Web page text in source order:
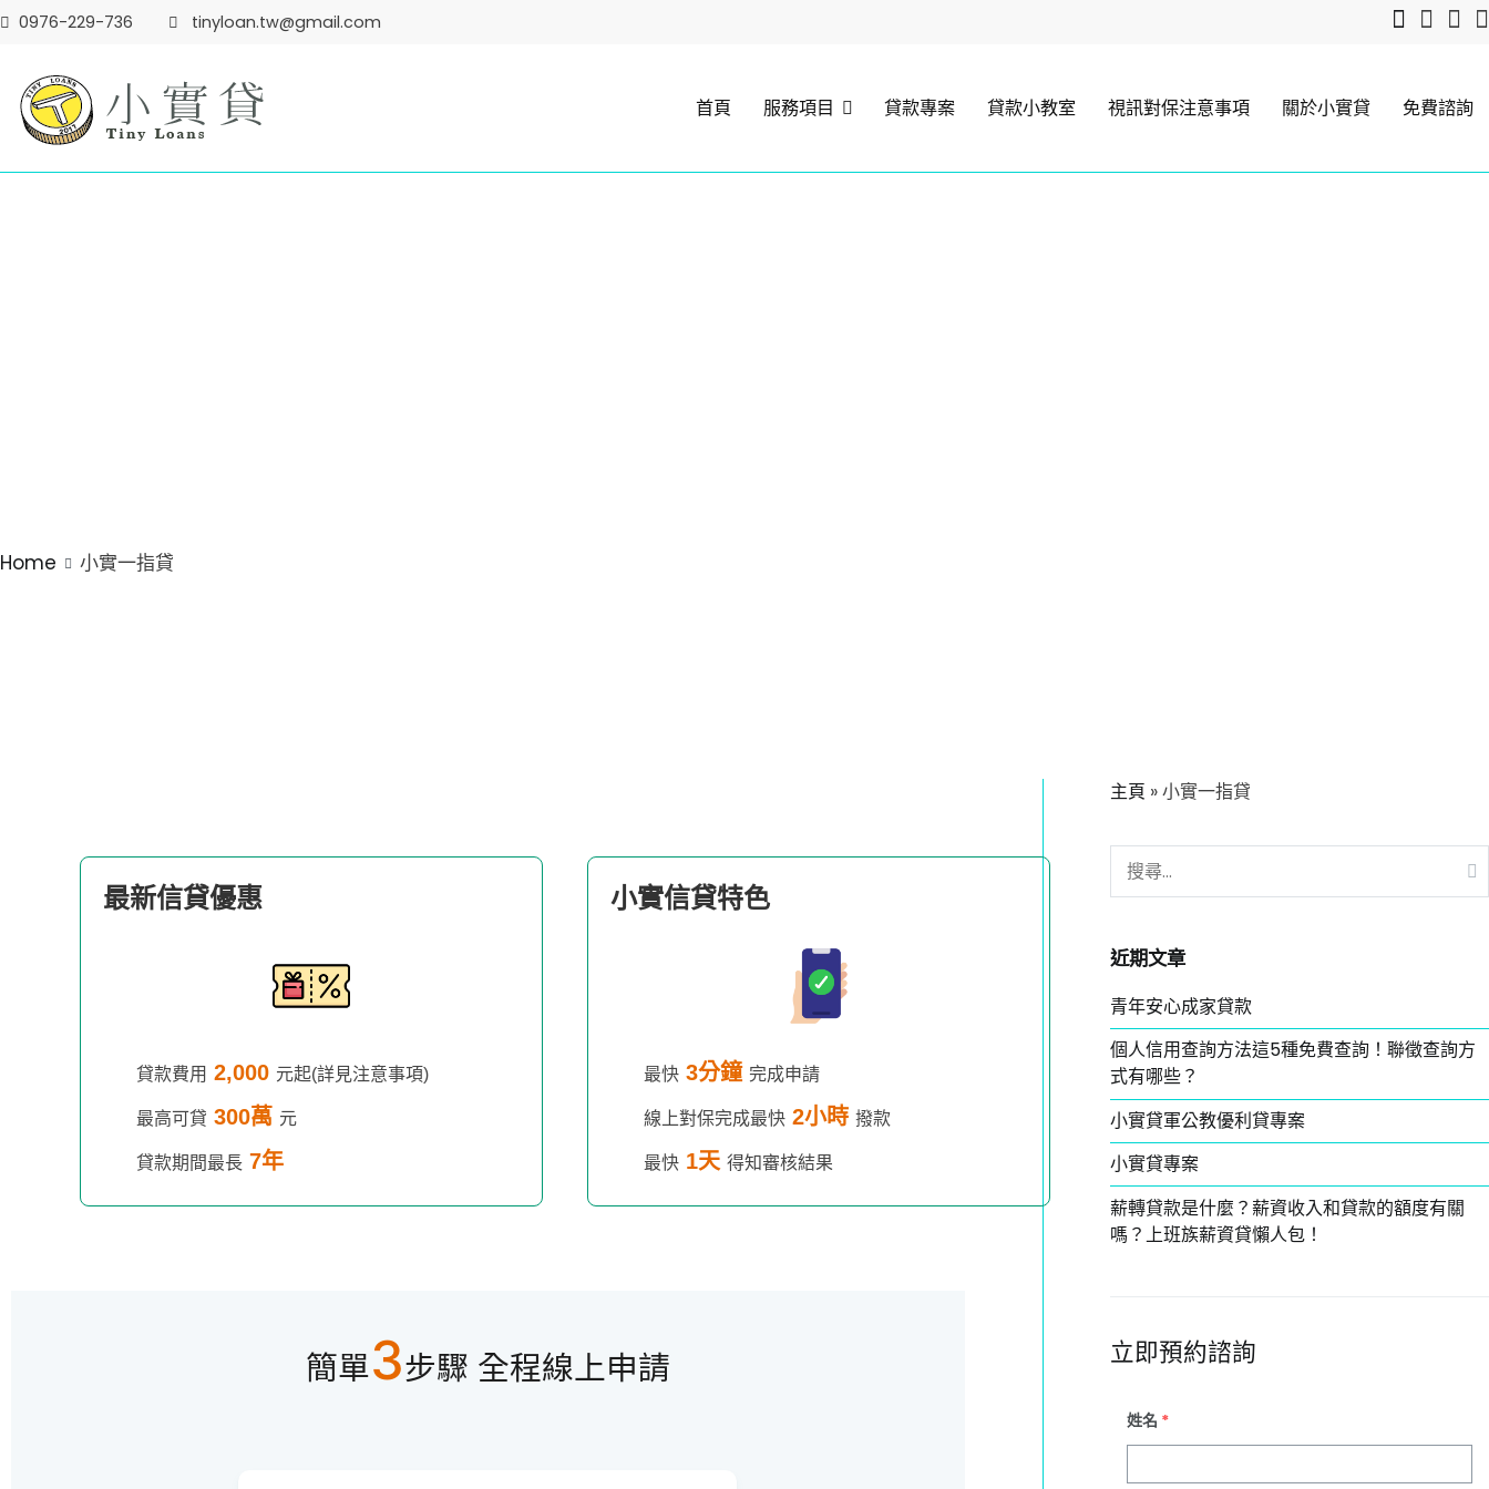
0976-229-736 tinyloan.tw@gmail.com
首頁 服務項目 貸款專案 貸款小教室 視訊對保注意事項 關於小實貸 免費諮詢
Home 小實一指貸
最新信貸優惠
貸款費用 2,000 元起(詳見注意事項)
最高可貸 300萬 元
貸款期間最長 7年
小實信貸特色
最快 3分鐘 完成申請
線上對保完成最快 2小時 撥款
最快 1天 得知審核結果
簡單3步驟 全程線上申請
主頁 »小實一指貸
近期文章
青年安心成家貸款
個人信用查詢方法這5種免費查詢！聯徵查詢方
式有哪些？
小實貸軍公教優利貸專案
小實貸專案
薪轉貸款是什麼？薪資收入和貸款的額度有關
嗎？上班族薪資貸懶人包！
立即預約諮詢
姓名 *